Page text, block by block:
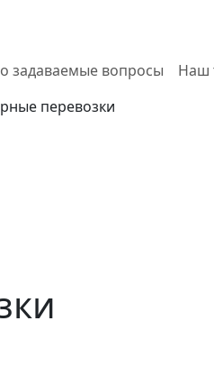
задаваемые вопросы Наш
перевозки